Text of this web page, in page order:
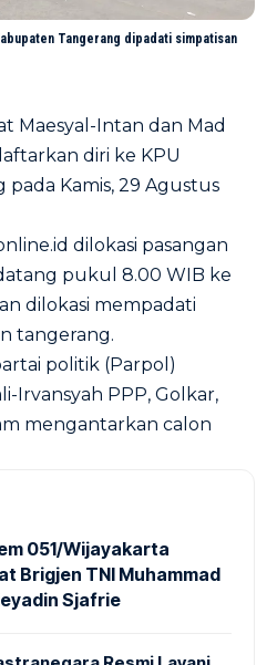
Tangerang dipadati simpatisan
Maesyal-Intan dan Mad
diri ke KPU
Kamis, 29 Agustus
dilokasi pasangan
pukul 8.00 WIB ke
dilokasi mempadati
tangerang.
politik (Parpol)
Irvansyah PPP, Golkar,
mengantarkan calon
051/Wijayakarta
Brigjen TNI Muhammad
Sjafrie